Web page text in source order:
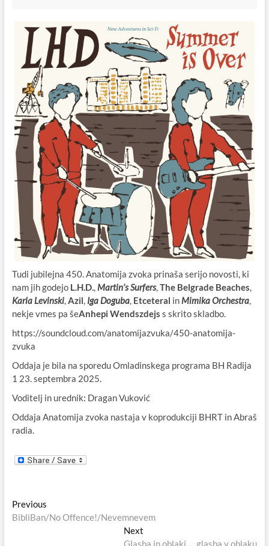
Tudi jubilejna 450. Anatomija zvoka prinaša serijo novosti, ki
nam jih godejo L.H.D.,Martin’s Surfers,The Belgrade Beaches,
Karla Levinski,Azil, Iga Doguba,Etceteral inMimika Orchestra,
nekje vmes pa šeAnhepi Wendszdejs s skrito skladbo.
https://soundcloud.com/anatomijazvuka/450-anatomija-
zvuka
Oddaja je bila na sporedu Omladinskega programa BH Radija
1 23. septembra 2025.
Voditelj in urednik: Dragan Vuković
Oddaja Anatomija zvoka nastaja v koprodukciji BHRT in Abraš
radia.
Navigacija
prispevka
PreviousPrevious
post:
BibliBan/No Offence!/Nevemnevem
Next
post:
Glasba in oblaki … glasba v oblaku